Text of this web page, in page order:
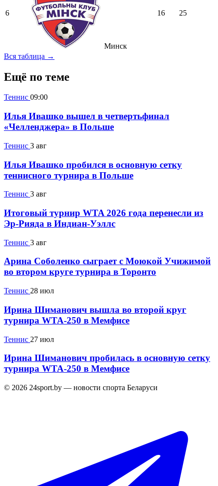
6
Минск
16 25
Вся таблица →
Ещё по теме
Теннис 09:00
Илья Ивашко вышел в четвертьфинал
«Челленджера» в Польше
Теннис 3 авг
Илья Ивашко пробился в основную сетку
теннисного турнира в Польше
Теннис 3 авг
Итоговый турнир WTA 2026 года перенесли из
Эр-Рияда в Индиан-Уэллс
Теннис 3 авг
Арина Соболенко сыграет с Моюкой Учижимой
во втором круге турнира в Торонто
Теннис 28 июл
Ирина Шиманович вышла во второй круг
турнира WTA-250 в Мемфисе
Теннис 27 июл
Ирина Шиманович пробилась в основную сетку
турнира WTA-250 в Мемфисе
© 2026 24sport.by — новости спорта Беларуси